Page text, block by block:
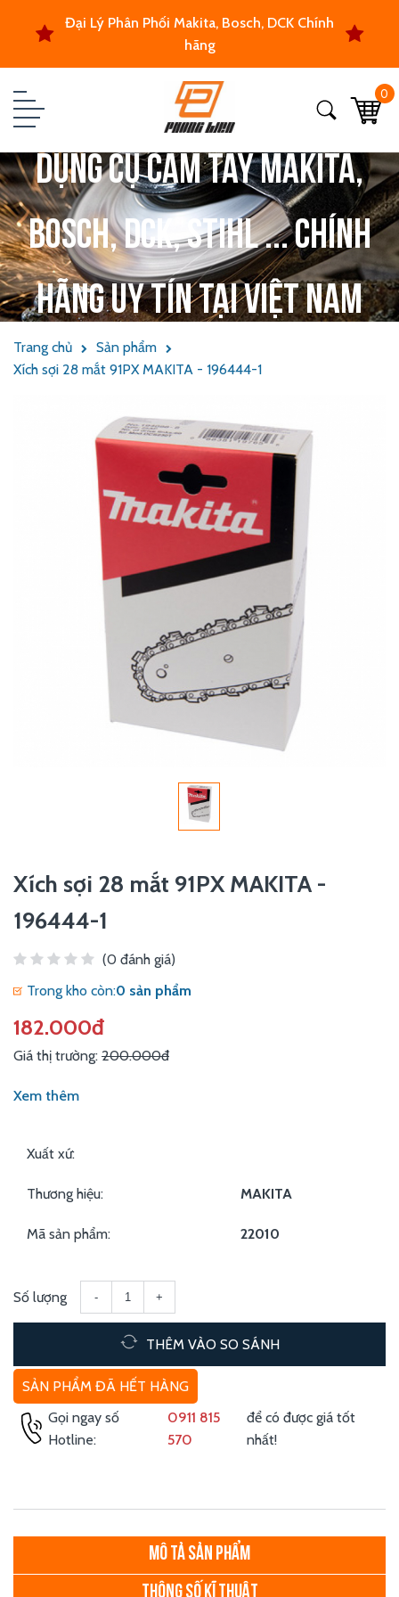
Đại Lý Phân Phối Makita, Bosch, DCK Chính
hãng
0
Dụng cụ cầm tay Makita,
Bosch, DCK, Stihl ... chính
hãng uy tín tại Việt Nam
Trang chủ
Sản phẩm
Xích sợi 28 mắt 91PX MAKITA - 196444-1
Xích sợi 28 mắt 91PX MAKITA -
196444-1
(0 đánh giá)
Trong kho còn:0 sản phẩm
182.000đ
Giá thị trường: 200.000đ
Xem thêm
Xuất xứ:
Thương hiệu: MAKITA
Mã sản phẩm: 22010
Số lượng - +
THÊM VÀO SO SÁNH
SẢN PHẨM ĐÃ HẾT HÀNG
Gọi ngay số
Hotline:
0911 815
570
để có được giá tốt
nhất!
MÔ TẢ SẢN PHẨM